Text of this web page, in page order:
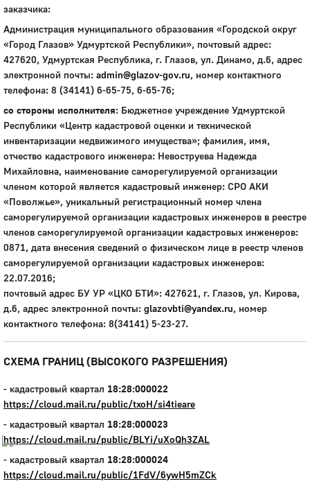
Город
Глазов
Официальный портал
муниципального
образования
История
Настоящее
заказчика:
Администрация муниципального образования «Городской округ
«Город Глазов» Удмуртской Республики», почтовый адрес:
427620, Удмуртская Республика, г. Глазов, ул. Динамо, д.6, адрес
электронной почты: admin@glazov-gov.ru, номер контактного
телефона: 8 (34141) 6-65-75, 6-65-76;
со стороны исполнителя: Бюджетное учреждение Удмуртской
Республики «Центр кадастровой оценки и технической
инвентаризации недвижимого имущества»; фамилия, имя,
отчество кадастрового инженера: Невоструева Надежда
Михайловна, наименование саморегулируемой организации
членом которой является кадастровый инженер: СРО АКИ
«Поволжье», уникальный регистрационный номер члена
саморегулируемой организации кадастровых инженеров в реестре
членов саморегулируемой организации кадастровых инженеров:
0871, дата внесения сведений о физическом лице в реестр членов
саморегулируемой организации кадастровых инженеров:
22.07.2016;
почтовый адрес БУ УР «ЦКО БТИ»: 427621, г. Глазов, ул. Кирова,
д.6, адрес электронной почты: glazovbti@yandex.ru, номер
контактного телефона: 8(34141) 5-23-27.
СХЕМА ГРАНИЦ (ВЫСОКОГО РАЗРЕШЕНИЯ)
- кадастровый квартал 18:28:000022
https://cloud.mail.ru/public/txoH/si4tieare
- кадастровый квартал 18:28:000023
https://cloud.mail.ru/public/BLYi/uXoQh3ZAL
- кадастровый квартал 18:28:000024
https://cloud.mail.ru/public/1FdV/6ywH5mZCk